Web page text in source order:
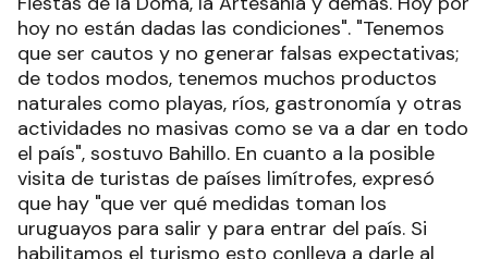
hoy no están dadas las condiciones". "Tenemos
que ser cautos y no generar falsas expectativas;
de todos modos, tenemos muchos productos
naturales como playas, ríos, gastronomía y otras
actividades no masivas como se va a dar en todo
el país", sostuvo Bahillo. En cuanto a la posible
visita de turistas de países limítrofes, expresó
que hay "que ver qué medidas toman los
uruguayos para salir y para entrar del país. Si
habilitamos el turismo esto conlleva a darle al